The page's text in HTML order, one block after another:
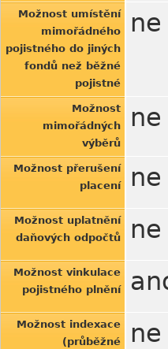
Možnost umístění
mimořádného
pojistného do jiných
fondů než běžné
pojistné
ne
Možnost
mimořádných
výběrů
ne
Možnost přerušení
placení
ne
Možnost uplatnění
daňových odpočtů
ne
Možnost vinkulace
pojistného plnění
Možnost indexace
(průběžné
ne